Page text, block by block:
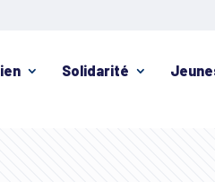
Solidarité